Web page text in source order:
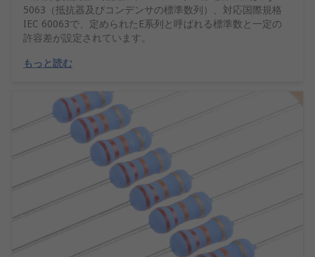
5063（抵抗器及びコンデンサの標準数列）、対応国際規格
IEC 60063で、定められたE系列と呼ばれる標準数と一定の
許容差が設定されています。
もっと読む